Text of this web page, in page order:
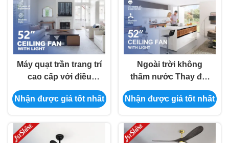
Máy quạt trần trang trí
cao cấp với điều
khiển ứng dụng
thông minh cho ngôi
Nhận được giá tốt nhất
Ngoài trời không
thấm nước Thay đổi
màu sắc Quạt trần
Tiết kiệm năng lượng
Nhận được giá tốt nhất